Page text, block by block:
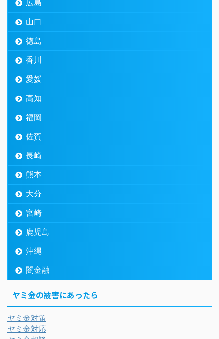
広島
山口
徳島
香川
愛媛
高知
福岡
佐賀
長崎
熊本
大分
宮崎
鹿児島
沖縄
闇金融
ヤミ金の被害にあったら
ヤミ金対策
ヤミ金対応